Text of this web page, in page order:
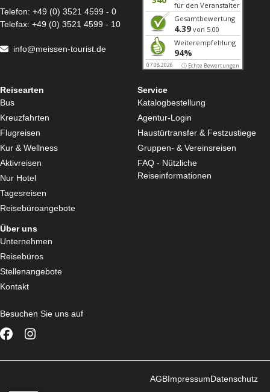
Telefon: +49 (0) 3521 4599 - 0
Telefax: +49 (0) 3521 4599 - 10
info@meissen-tourist.de
Reisearten
Bus
Kreuzfahrten
Flugreisen
Kur & Wellness
Aktivreisen
Nur Hotel
Tagesreisen
Reisebüroangebote
Service
Katalogbestellung
Agentur-Login
Haustürtransfer & Festzustiege
Gruppen- & Vereinsreisen
FAQ - Nützliche
Reiseinformationen
Über uns
Unternehmen
Reisebüros
Stellenangebote
Kontakt
Besuchen Sie uns auf
AGBImpressumDatenschutz